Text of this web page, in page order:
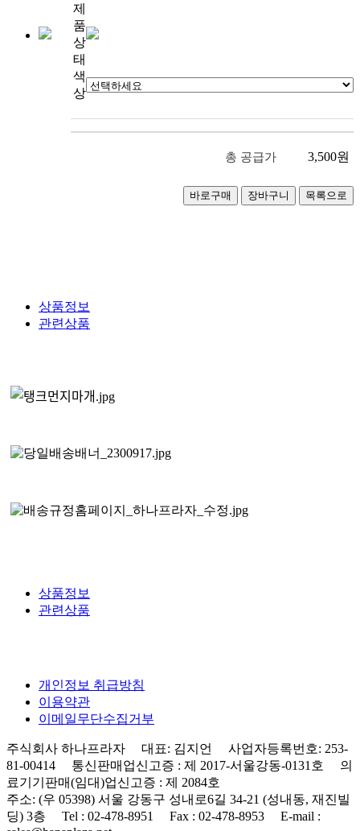
제
품
상
태
색
상
총 공급가 3,500원
상품정보
관련상품
상품정보
관련상품
개인정보 취급방침
이용약관
이메일무단수집거부
주식회사 하나프라자 대표: 김지언 사업자등록번호: 253-
81-00414 통신판매업신고증 : 제 2017-서울강동-0131호 의
료기기판매(임대)업신고증 : 제 2084호
주소: (우 05398) 서울 강동구 성내로6길 34-21 (성내동, 재진빌
딩) 3층 Tel : 02-478-8951 Fax : 02-478-8953 E-mail :